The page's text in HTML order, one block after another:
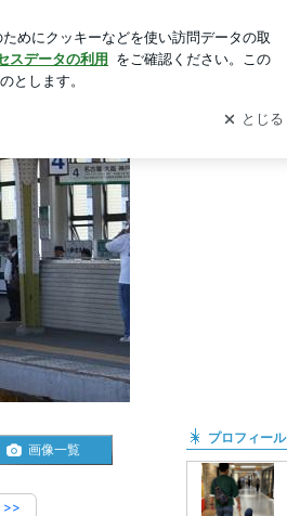
ログイン
画像一覧
>>
プロフィール